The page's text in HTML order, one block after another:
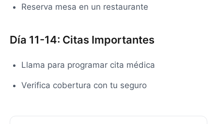
Reserva mesa en un restaurante
Día 11-14: Citas Importantes
Llama para programar cita médica
Verifica cobertura con tu seguro